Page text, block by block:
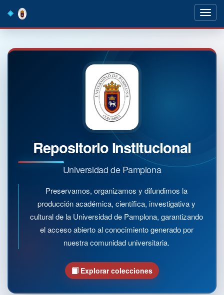
navigation
Repositorio Institucional
Universidad de Pamplona
Preservamos, organizamos y difundimos la
producción académica, científica, investigativa y
cultural de la Universidad de Pamplona, garantizando
el acceso abierto al conocimiento generado por
nuestra comunidad universitaria.
Explorar colecciones